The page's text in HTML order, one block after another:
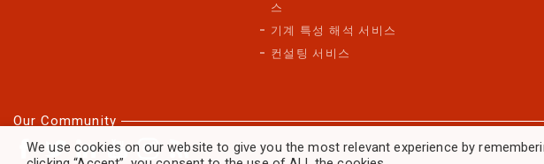
스
기계 특성 해석 서비스
컨설팅 서비스
Our Community
We use cookies on our website to give you the most relevant experience by